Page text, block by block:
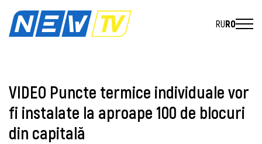
RURO
VIDEO Puncte termice individuale vor
fi instalate la aproape 100 de blocuri
din capitală